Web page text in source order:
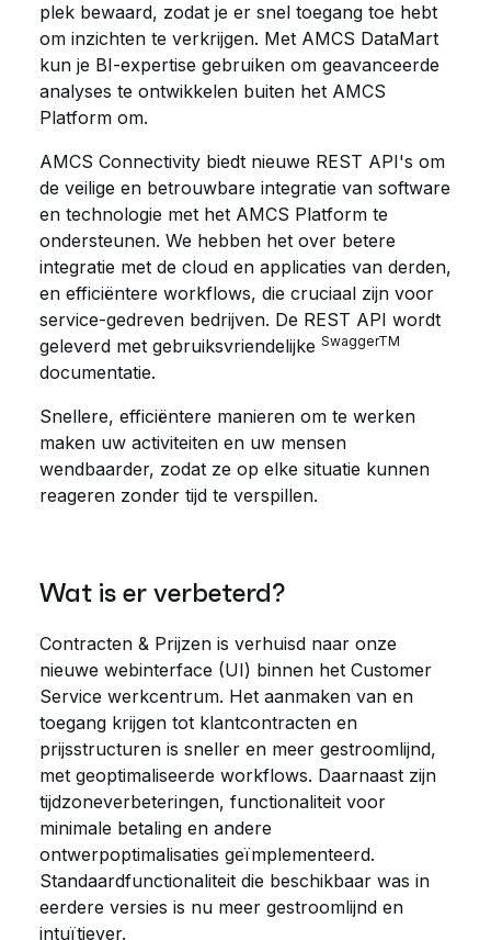
plek bewaard, zodat je er snel toegang toe hebt
om inzichten te verkrijgen. Met AMCS DataMart
kun je BI-expertise gebruiken om geavanceerde
analyses te ontwikkelen buiten het AMCS
Platform om.
AMCS Connectivity biedt nieuwe REST API's om
de veilige en betrouwbare integratie van software
en technologie met het AMCS Platform te
ondersteunen. We hebben het over betere
integratie met de cloud en applicaties van derden,
en efficiëntere workflows, die cruciaal zijn voor
service-gedreven bedrijven. De REST API wordt
geleverd met gebruiksvriendelijke SwaggerTM
documentatie.
Snellere, efficiëntere manieren om te werken
maken uw activiteiten en uw mensen
wendbaarder, zodat ze op elke situatie kunnen
reageren zonder tijd te verspillen.
Wat is er verbeterd?
Contracten & Prijzen is verhuisd naar onze
nieuwe webinterface (UI) binnen het Customer
Service werkcentrum. Het aanmaken van en
toegang krijgen tot klantcontracten en
prijsstructuren is sneller en meer gestroomlijnd,
met geoptimaliseerde workflows. Daarnaast zijn
tijdzoneverbeteringen, functionaliteit voor
minimale betaling en andere
ontwerpoptimalisaties geïmplementeerd.
Standaardfunctionaliteit die beschikbaar was in
eerdere versies is nu meer gestroomlijnd en
intuïtiever.